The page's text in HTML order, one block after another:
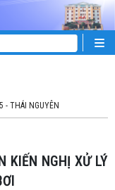
- THÁI NGUYÊN